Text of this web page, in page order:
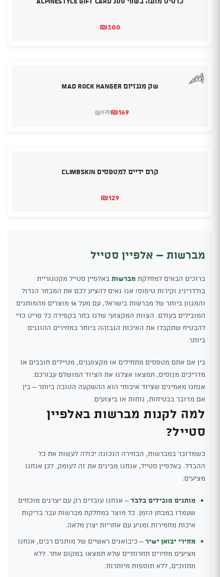
₪300
שק מגנזיום MAD ROCK HANGER
₪179
המחיר₪169
המחיר
קרם ידיים למטפסים Climbskin
₪129
מברשות – אלפיין סטייל
ברוכים הבאים למחלקת מברשות באלפיין סטייל מקטגוריית
בולדריניג וקירות טיפוס! אנו גאים להציע לכם את המבחר הגדול
והמגוון ביותר של מברשות בישראל, עם מעל 16 מוצרים מהמותגים
המובילים בעולם. הצוות המקצועי שלנו בחר בקפידה כל פריט כדי
להבטיח שתקבלו את האיכות הגבוהה ביותר במחירים ההוגנים
ביותר.
בין אם אתם מטפסים מתחילים או מקצוענים, מטיילים חובבים או
מדריכים מנוסים, תמצאו אצלנו את הציוד המושלם עבורכם.
אנחנו מאמינים שציוד איכותי הוא ההשקעה הטובה ביותר – בין
אם מדובר בבטיחות, נוחות או ביצועים.
למה לקנות מברשות באלפיין
סטייל?
כשמדובר במברשות, הבחירה הנכונה יכולה לעשות את כל
ההבדל. באלפיין סטייל, אנחנו מבינים את זה לעומק. לכן אנחנו
מציעים:
מותגים מובילים בלבד– אנחנו עובדים רק עם יצרנים מוכחים
שעמדו במבחן הזמן. כל מוצר במחלקת מברשות עבר בדיקות
איכות מחמירות ומגיע עם אחריות יצרן מלאה.
מחירי יבואן ישיר– כיבואנים ראשיים של מותגים רבים, אנחנו
מציעים מחירים תחרותיים שלא תמצאו במקום אחר. ללא
מתווכים, ללא תוספות מיותרות.